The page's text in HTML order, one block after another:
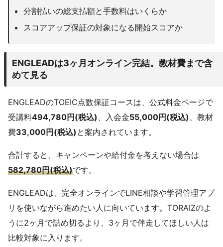
分割払いの総支払額と手数料はいくらか
スコアアップ保証の対象になる開始スコアか
ENGLEADは3ヶ月オンライン完結。教材費まで含
めて見る
ENGLEADのTOEIC点数保証コースは、公式料金ページで
受講料494,780円(税込) 、入会金55,000円(税込) 、教材
費33,000円(税込) と案内されています。
合計すると、キャンペーンや給付金を考えない場合は
582,780円(税込)です。
ENGLEADは、完全オンラインでLINE相談や学習管理アプ
リを使いながら進めたい人に向いています。TORAIZのよ
うに2ヶ月で詰め切るより、3ヶ月で伴走してほしい人は
比較対象に入ります。